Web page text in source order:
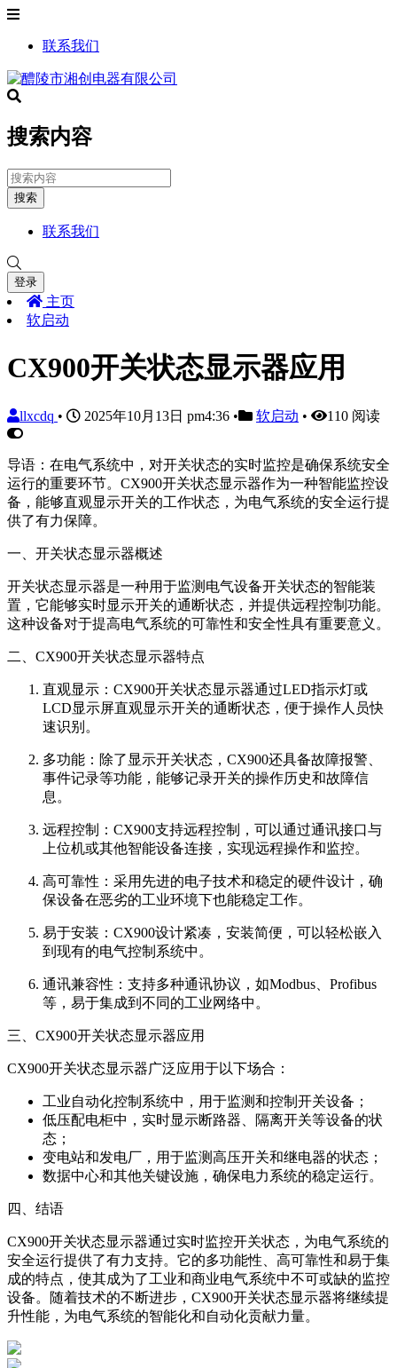
联系我们
搜索内容
搜索
联系我们
登录
主页
软启动
CX900开关状态显示器应用
llxcdq • 2025年10月13日 pm4:36 • 软启动 • 110 阅读
导语：在电气系统中，对开关状态的实时监控是确保系统安全
运行的重要环节。CX900开关状态显示器作为一种智能监控设
备，能够直观显示开关的工作状态，为电气系统的安全运行提
供了有力保障。
一、开关状态显示器概述
开关状态显示器是一种用于监测电气设备开关状态的智能装
置，它能够实时显示开关的通断状态，并提供远程控制功能。
这种设备对于提高电气系统的可靠性和安全性具有重要意义。
二、CX900开关状态显示器特点
直观显示：CX900开关状态显示器通过LED指示灯或
LCD显示屏直观显示开关的通断状态，便于操作人员快
速识别。
多功能：除了显示开关状态，CX900还具备故障报警、
事件记录等功能，能够记录开关的操作历史和故障信
息。
远程控制：CX900支持远程控制，可以通过通讯接口与
上位机或其他智能设备连接，实现远程操作和监控。
高可靠性：采用先进的电子技术和稳定的硬件设计，确
保设备在恶劣的工业环境下也能稳定工作。
易于安装：CX900设计紧凑，安装简便，可以轻松嵌入
到现有的电气控制系统中。
通讯兼容性：支持多种通讯协议，如Modbus、Profibus
等，易于集成到不同的工业网络中。
三、CX900开关状态显示器应用
CX900开关状态显示器广泛应用于以下场合：
工业自动化控制系统中，用于监测和控制开关设备；
低压配电柜中，实时显示断路器、隔离开关等设备的状
态；
变电站和发电厂，用于监测高压开关和继电器的状态；
数据中心和其他关键设施，确保电力系统的稳定运行。
四、结语
CX900开关状态显示器通过实时监控开关状态，为电气系统的
安全运行提供了有力支持。它的多功能性、高可靠性和易于集
成的特点，使其成为了工业和商业电气系统中不可或缺的监控
设备。随着技术的不断进步，CX900开关状态显示器将继续提
升性能，为电气系统的智能化和自动化贡献力量。